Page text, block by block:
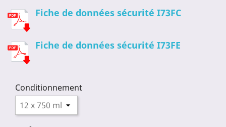
Fiche de données sécurité I73FC
Fiche de données sécurité I73FE
Conditionnement